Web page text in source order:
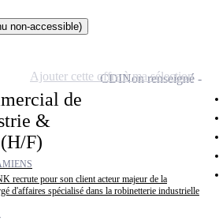
non-accessible)
de
&
F)
recrute pour son client acteur majeur de la
d'affaires spécialisé dans la robinetterie industrielle
CDINon renseigné
Ajouter cette offre à ma sélection